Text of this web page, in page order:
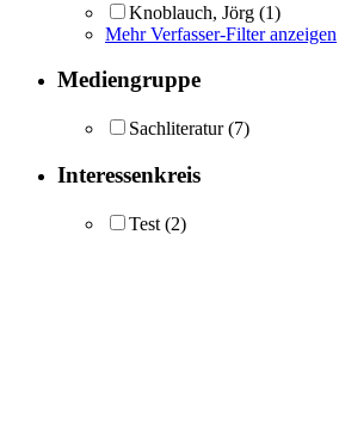
Knoblauch, Jörg (1)
Mehr Verfasser-Filter anzeigen
Mediengruppe
Sachliteratur (7)
Interessenkreis
Test (2)